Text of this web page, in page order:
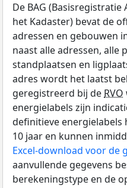
De BAG
het Kadaster) bevat de
adressen en gebouwen
naast alle adressen, alle
standplaatsen en
adres wordt het laatst
geregistreerd bij de RVO
energielabels zijn
definitieve energielabels
10 jaar en kunnen
Excel-download voor de
aanvullende gegevens
berekeningstype en de